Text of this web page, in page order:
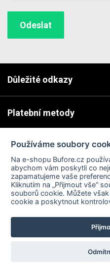
Důležité odkazy
Platební metody
studio
Používáme soubory
Na e-shopu Bufore.cz
abychom vám poskytli co
zapamatujeme vaše
Kliknutím na „Přijmout vše“
souborů cookie. Můžete
cookie a poskytnout